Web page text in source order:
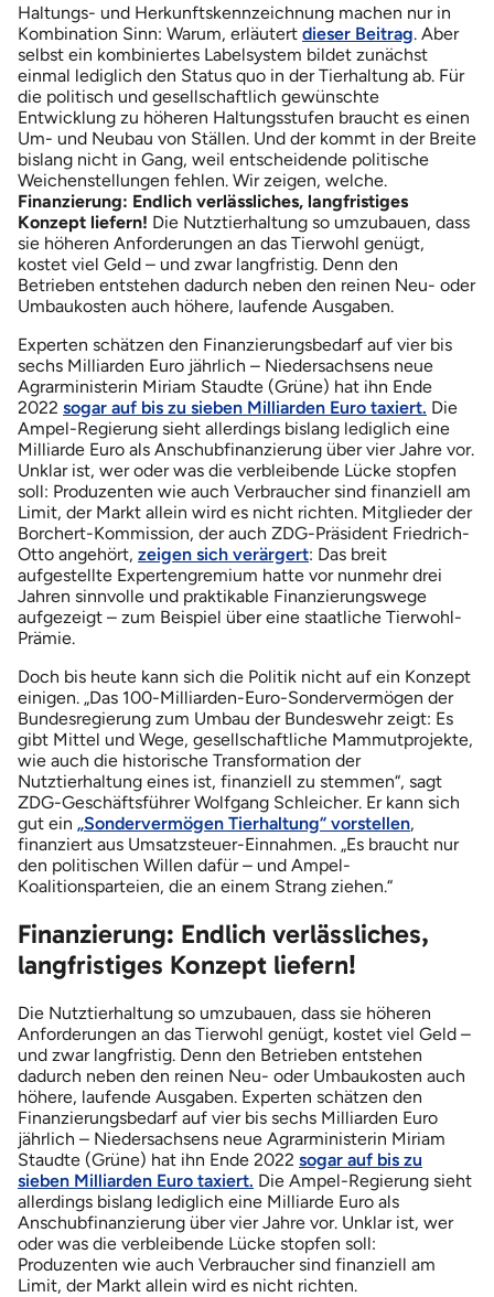
Haltungs- und Herkunftskennzeichnung machen nur in
Kombination Sinn: Warum, erläutert dieser Beitrag. Aber
selbst ein kombiniertes Labelsystem bildet zunächst
einmal lediglich den Status quo in der Tierhaltung ab. Für
die politisch und gesellschaftlich gewünschte
Entwicklung zu höheren Haltungsstufen braucht es einen
Um- und Neubau von Ställen. Und der kommt in der Breite
bislang nicht in Gang, weil entscheidende politische
Weichenstellungen fehlen. Wir zeigen, welche.
Finanzierung: Endlich verlässliches, langfristiges
Konzept liefern! Die Nutztierhaltung so umzubauen, dass
sie höheren Anforderungen an das Tierwohl genügt,
kostet viel Geld – und zwar langfristig. Denn den
Betrieben entstehen dadurch neben den reinen Neu- oder
Umbaukosten auch höhere, laufende Ausgaben.
Experten schätzen den Finanzierungsbedarf auf vier bis
sechs Milliarden Euro jährlich – Niedersachsens neue
Agrarministerin Miriam Staudte (Grüne) hat ihn Ende
2022 sogar auf bis zu sieben Milliarden Euro taxiert. Die
Ampel-Regierung sieht allerdings bislang lediglich eine
Milliarde Euro als Anschubfinanzierung über vier Jahre vor.
Unklar ist, wer oder was die verbleibende Lücke stopfen
soll: Produzenten wie auch Verbraucher sind finanziell am
Limit, der Markt allein wird es nicht richten. Mitglieder der
Borchert-Kommission, der auch ZDG-Präsident Friedrich-
Otto angehört, zeigen sich verärgert: Das breit
aufgestellte Expertengremium hatte vor nunmehr drei
Jahren sinnvolle und praktikable Finanzierungswege
aufgezeigt – zum Beispiel über eine staatliche Tierwohl-
Prämie.
Doch bis heute kann sich die Politik nicht auf ein Konzept
einigen. „Das 100-Milliarden-Euro-Sondervermögen der
Bundesregierung zum Umbau der Bundeswehr zeigt: Es
gibt Mittel und Wege, gesellschaftliche Mammutprojekte,
wie auch die historische Transformation der
Nutztierhaltung eines ist, finanziell zu stemmen“, sagt
ZDG-Geschäftsführer Wolfgang Schleicher. Er kann sich
gut ein „Sondervermögen Tierhaltung“ vorstellen,
finanziert aus Umsatzsteuer-Einnahmen. „Es braucht nur
den politischen Willen dafür – und Ampel-
Koalitionsparteien, die an einem Strang ziehen.“
Finanzierung: Endlich verlässliches,
langfristiges Konzept liefern!
Die Nutztierhaltung so umzubauen, dass sie höheren
Anforderungen an das Tierwohl genügt, kostet viel Geld –
und zwar langfristig. Denn den Betrieben entstehen
dadurch neben den reinen Neu- oder Umbaukosten auch
höhere, laufende Ausgaben. Experten schätzen den
Finanzierungsbedarf auf vier bis sechs Milliarden Euro
jährlich – Niedersachsens neue Agrarministerin Miriam
Staudte (Grüne) hat ihn Ende 2022 sogar auf bis zu
sieben Milliarden Euro taxiert. Die Ampel-Regierung sieht
allerdings bislang lediglich eine Milliarde Euro als
Anschubfinanzierung über vier Jahre vor. Unklar ist, wer
oder was die verbleibende Lücke stopfen soll:
Produzenten wie auch Verbraucher sind finanziell am
Limit, der Markt allein wird es nicht richten.